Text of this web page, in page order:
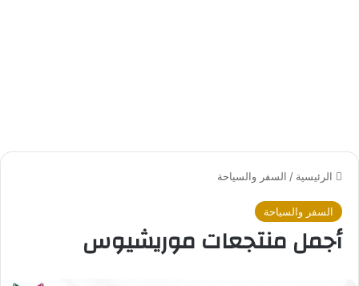
الرئيسية / السفر والسياحة
السفر والسياحة
أجمل منتجعات موريشيوس